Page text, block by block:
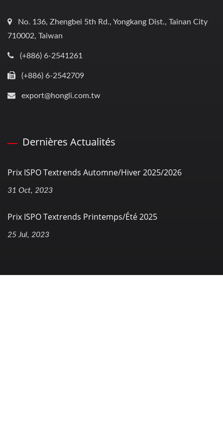
No. 136, Zhengbei 5th Rd., Yongkang Dist., Tainan City
710002, Taiwan
(+886) 6-2541261
(+886) 6-2542709
export@hongli.com.tw
Dernières Actualités
Prix ISPO Textrends Automne/Hiver 2025/2026
31 Oct, 2023
Prix ISPO Textrends Printemps/Été 2025
25 Jul, 2023